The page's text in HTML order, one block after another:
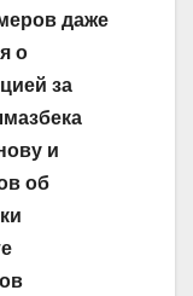
даже
о
за
и
об